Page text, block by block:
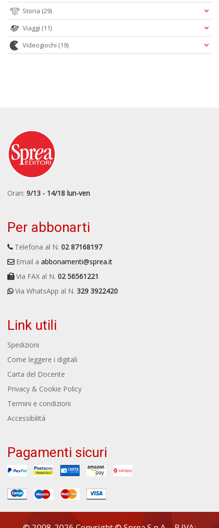
Storia (29)
Viaggi (11)
Videogiochi (19)
Orari: 9/13 - 14/18 lun-ven
Per abbonarti
Telefona al N. 02 87168197
Email a abbonamenti@sprea.it
Via FAX al N. 02 56561221
Via WhatsApp al N. 329 3922420
Link utili
Spedizioni
Come leggere i digitali
Carta del Docente
Privacy & Cookie Policy
Termini e condizioni
Accessibilità
Pagamenti sicuri